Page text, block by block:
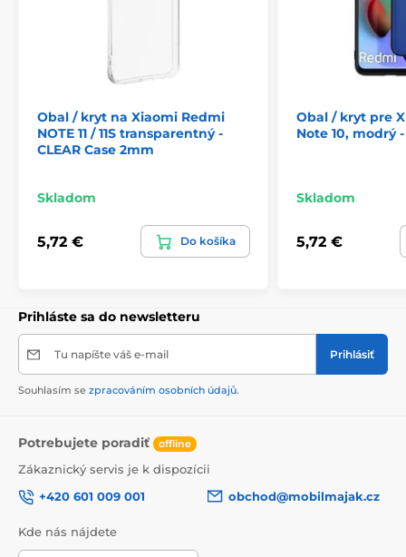
Obal / kryt na Xiaomi Redmi
NOTE 11 / 11S transparentný -
CLEAR Case 2mm
Skladom
5,72 € Do košíka
Obal / kryt pre
Note 10, modrý
Skladom
5,72 €
Prihláste sa do newsletteru
Tu napíšte váš e-mail Prihlásiť
Souhlasím se zpracováním osobních údajů.
Potrebujete poradiť offline
Zákaznický servis je k dispozícii
+420 601 009 001
obchod@mobilmajak.cz
Kde nás nájdete